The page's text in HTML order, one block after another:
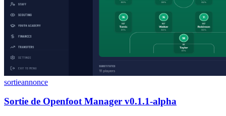
sortieannonce
Sortie de Openfoot Manager v0.1.1-alpha